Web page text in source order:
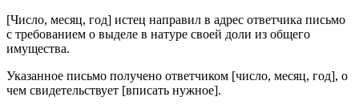
[Число, месяц, год] истец направил в адрес ответчика письмо
с требованием о выделе в натуре своей доли из общего
имущества.
Указанное письмо получено ответчиком [число, месяц, год], о
чем свидетельствует [вписать нужное].